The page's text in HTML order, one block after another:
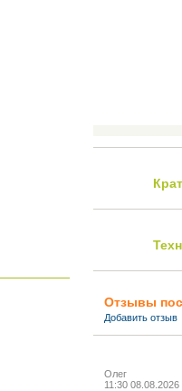
Отзывы
Добавить отзыв
Олег
11:30 08.08.2026